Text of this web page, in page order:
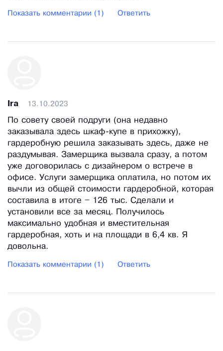
Показать комментарии (1) Ответить
Ira 13.10.2023
По совету своей подруги (она недавно
заказывала здесь шкаф-купе в прихожку),
гардеробную решила заказывать здесь, даже не
раздумывая. Замерщика вызвала сразу, а потом
уже договорилась с дизайнером о встрече в
офисе. Услуги замерщика оплатила, но потом их
вычли из общей стоимости гардеробной, которая
составила в итоге – 126 тыс. Сделали и
установили все за месяц. Получилось
максимально удобная и вместительная
гардеробная, хоть и на площади в 6,4 кв. Я
довольна.
Показать комментарии (1) Ответить